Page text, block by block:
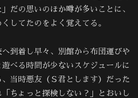
だの思いのほか噂が多いことに、
してたのをよく覚えてる。
到着し早々、別館から布団運びや
べる時間が少ないスケジュールに
当時悪友（Ｓ君とします）だった
ちょっと探検しない？」とおいし